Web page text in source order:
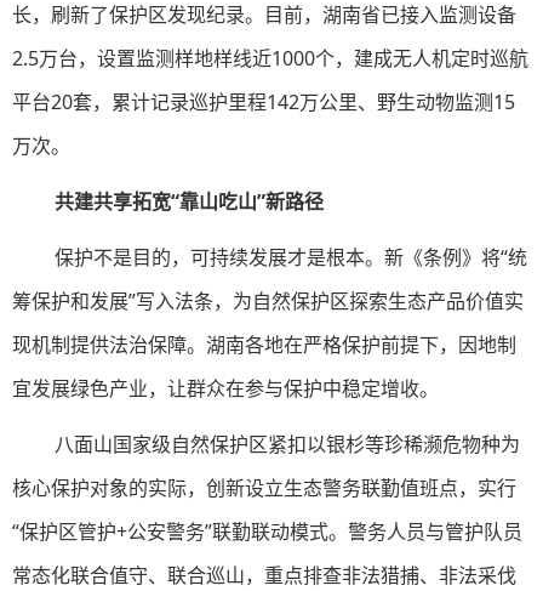
长，刷新了保护区发现纪录。目前，湖南省已接入监测设备
2.5万台，设置监测样地样线近1000个，建成无人机定时巡航
平台20套，累计记录巡护里程142万公里、野生动物监测15
万次。
共建共享拓宽“靠山吃山”新路径
保护不是目的，可持续发展才是根本。新《条例》将“统
筹保护和发展”写入法条，为自然保护区探索生态产品价值实
现机制提供法治保障。湖南各地在严格保护前提下，因地制
宜发展绿色产业，让群众在参与保护中稳定增收。
八面山国家级自然保护区紧扣以银杉等珍稀濒危物种为
核心保护对象的实际，创新设立生态警务联勤值班点，实行
“保护区管护+公安警务”联勤联动模式。警务人员与管护队员
常态化联合值守、联合巡山，重点排查非法猎捕、非法采伐